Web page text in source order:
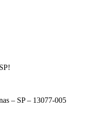
– SP – 13077-005